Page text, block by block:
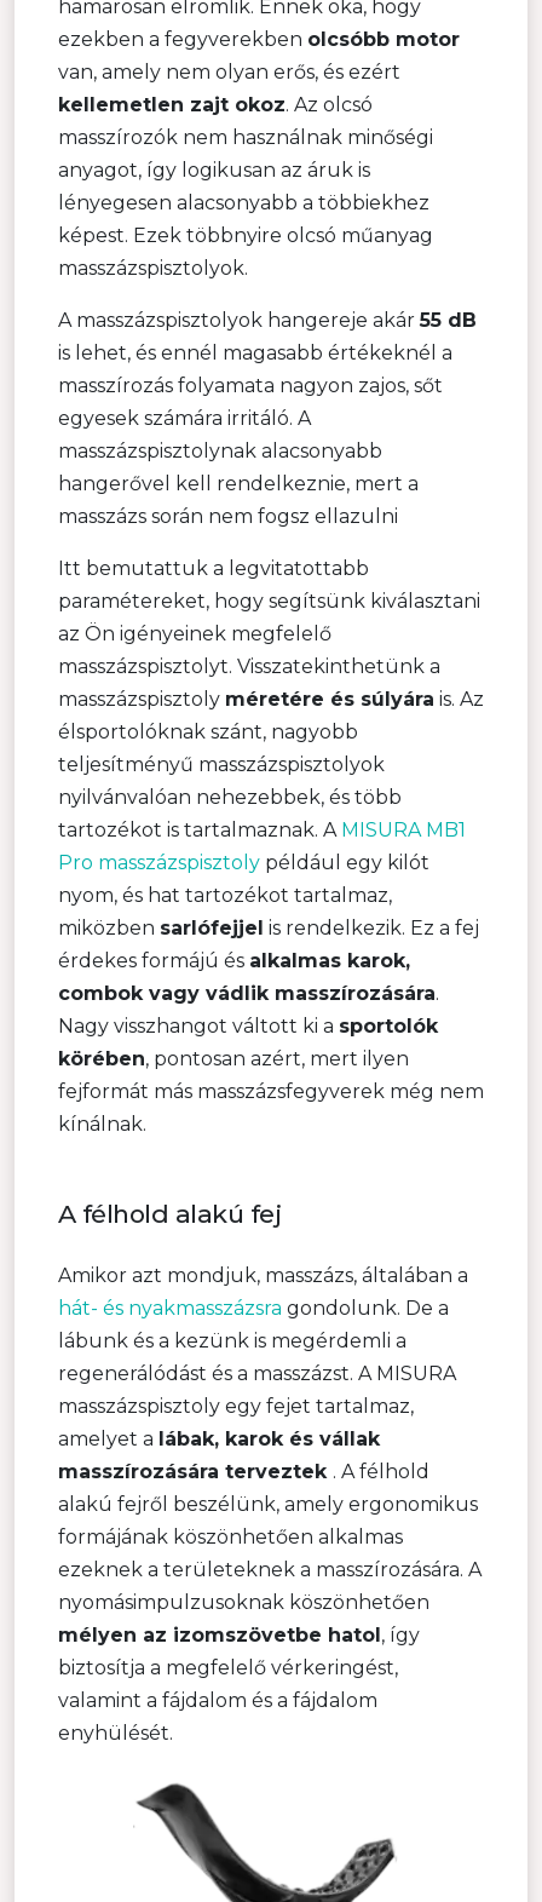
hamarosan elromlik. Ennek oka, hogy
ezekben a fegyverekben olcsóbb motor
van, amely nem olyan erős, és ezért
kellemetlen zajt okoz. Az olcsó
masszírozók nem használnak minőségi
anyagot, így logikusan az áruk is
lényegesen alacsonyabb a többiekhez
képest. Ezek többnyire olcsó műanyag
masszázspisztolyok.
A masszázspisztolyok hangereje akár55 dB
is lehet, és ennél magasabb értékeknél a
masszírozás folyamata nagyon zajos, sőt
egyesek számára irritáló. A
masszázspisztolynak alacsonyabb
hangerővel kell rendelkeznie, mert a
masszázs során nem fogsz ellazulni
Itt bemutattuk a legvitatottabb
paramétereket, hogy segítsünk kiválasztani
az Ön igényeinek megfelelő
masszázspisztolyt. Visszatekinthetünk a
masszázspisztoly méretére és súlyára is. Az
élsportolóknak szánt, nagyobb
teljesítményű masszázspisztolyok
nyilvánvalóan nehezebbek, és több
tartozékot is tartalmaznak. A MISURA MB1
Pro masszázspisztoly például egy kilót
nyom, és hat tartozékot tartalmaz,
miközben sarlófejjel is rendelkezik. Ez a fej
érdekes formájú és alkalmas karok,
combok vagy vádlik masszírozására.
Nagy visszhangot váltott ki a sportolók
körében, pontosan azért, mert ilyen
fejformát más masszázsfegyverek még nem
kínálnak.
A félhold alakú fej
Amikor azt mondjuk, masszázs, általában a
hát- és nyakmasszázsra gondolunk. De a
lábunk és a kezünk is megérdemli a
regenerálódást és a masszázst. A MISURA
masszázspisztoly egy fejet tartalmaz,
amelyet a lábak, karok és vállak
masszírozására terveztek . A félhold
alakú fejről beszélünk, amely ergonomikus
formájának köszönhetően alkalmas
ezeknek a területeknek a masszírozására. A
nyomásimpulzusoknak köszönhetően
mélyen az izomszövetbe hatol, így
biztosítja a megfelelő vérkeringést,
valamint a fájdalom és a fájdalom
enyhülését.